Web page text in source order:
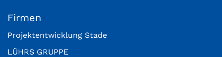
Firmen
Projektentwicklung Stade
LÜHRS GRUPPE